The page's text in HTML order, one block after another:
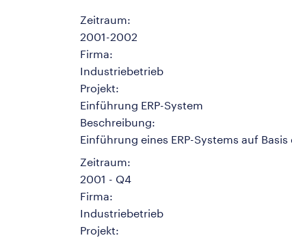
Zeitraum:
2001-2002
Firma:
Industriebetrieb
Projekt:
Einführung ERP-System
Beschreibung:
Einführung eines ERP-Systems auf
Zeitraum:
2001 - Q4
Firma:
Industriebetrieb
Projekt: